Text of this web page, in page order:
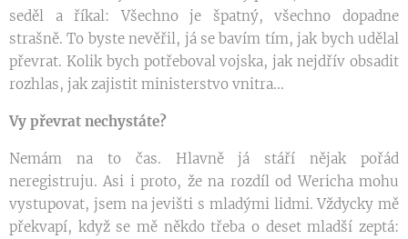
seděl a říkal: Všechno je špatný, všechno dopadne
strašně. To byste nevěřil, já se bavím tím, jak bych udělal
převrat. Kolik bych potřeboval vojska, jak nejdřív obsadit
rozhlas, jak zajistit ministerstvo vnitra...
Vy převrat nechystáte?
Nemám na to čas. Hlavně já stáří nějak pořád
neregistruju. Asi i proto, že na rozdíl od Wericha mohu
vystupovat, jsem na jevišti s mladými lidmi. Vždycky mě
překvapí, když se mě někdo třeba o deset mladší zeptá: